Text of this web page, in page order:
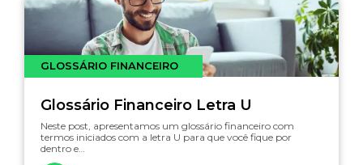
GLOSSÁRIO FINANCEIRO
Glossário Financeiro Letra U
Neste post, apresentamos um glossário financeiro com
termos iniciados com a letra U para que você fique por
dentro e…